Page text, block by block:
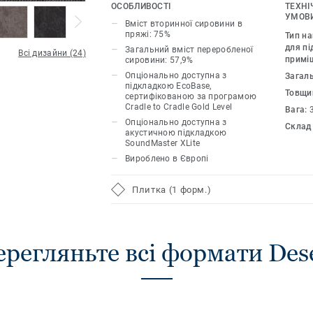
Всі дизайни (24)
безтурботні схеми покриття для
спектру нових приглушених
існуючі нейтральні та акцентні
DESSO Desert пропонує безліч
самовираження.
DESSO Desert стандартно
основою ProBase. Додавання нашої
підлягає вторинній переробці,
сертифікованою за програмою Cradle
вражаюче низький круговий
ОСОБЛИВОСТІ
Вміст вторинної сировини в
пряжі: 75%
Загальний вміст переробленої
сировини: 57,9%
Опціонально доступна з
підкладкою EcoBase,
сертифікованою за програмою
Cradle to Cradle Gold Level
Опціонально доступна з
акустичною підкладкою
SoundMaster XLite
Вироблено в Європі
УМОВИ
Тип
для
Вага:
Склад
Плитка (1 форм.)
всі формати